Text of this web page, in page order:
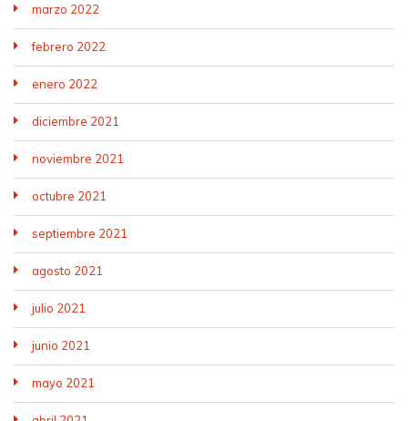
marzo 2022
febrero 2022
enero 2022
diciembre 2021
noviembre 2021
octubre 2021
septiembre 2021
agosto 2021
julio 2021
junio 2021
mayo 2021